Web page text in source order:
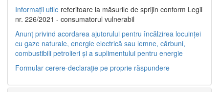
Informații utile referitoare la măsurile de sprijin conform Legii
nr. 226/2021 - consumatorul vulnerabil
Anunț privind acordarea ajutorului pentru încălzirea locuinței
cu gaze naturale, energie electrică sau lemne, cărbuni,
combustibili petrolieri și a suplimentului pentru energie
Formular cerere-declarație pe proprie răspundere